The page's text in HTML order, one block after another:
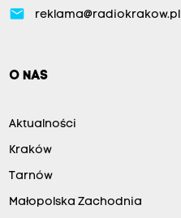
email reklama@radiokrakow.pl
O NAS
Aktualności
Kraków
Tarnów
Małopolska Zachodnia